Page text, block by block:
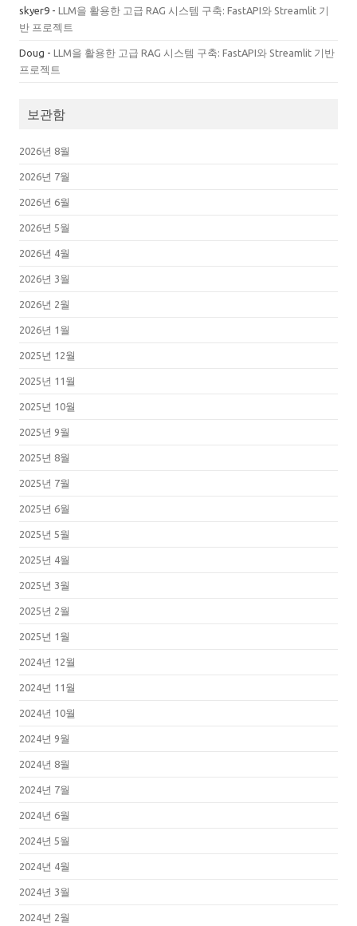
skyer9 - LLM을 활용한 고급 RAG 시스템 구축: FastAPI와 Streamlit 기
반 프로젝트
Doug - LLM을 활용한 고급 RAG 시스템 구축: FastAPI와 Streamlit 기반
프로젝트
보관함
2026년 8월
2026년 7월
2026년 6월
2026년 5월
2026년 4월
2026년 3월
2026년 2월
2026년 1월
2025년 12월
2025년 11월
2025년 10월
2025년 9월
2025년 8월
2025년 7월
2025년 6월
2025년 5월
2025년 4월
2025년 3월
2025년 2월
2025년 1월
2024년 12월
2024년 11월
2024년 10월
2024년 9월
2024년 8월
2024년 7월
2024년 6월
2024년 5월
2024년 4월
2024년 3월
2024년 2월